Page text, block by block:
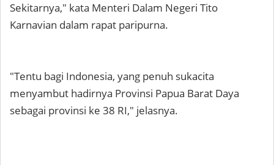
Sekitarnya," kata Menteri Dalam Negeri Tito
Karnavian dalam rapat paripurna.
"Tentu bagi Indonesia, yang penuh sukacita
menyambut hadirnya Provinsi Papua Barat Daya
sebagai provinsi ke 38 RI," jelasnya.